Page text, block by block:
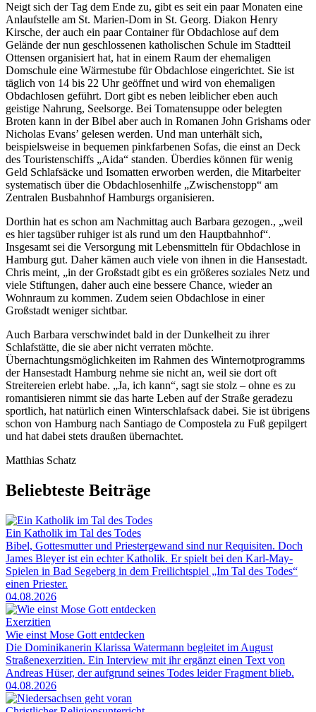
Neigt sich der Tag dem Ende zu, gibt es seit ein paar Monaten eine
Anlaufstelle am St. Marien-Dom in St. Georg. Diakon Henry
Kirsche, der auch ein paar Container für Obdachlose auf dem
Gelände der nun geschlossenen katholischen Schule im Stadtteil
Ottensen organisiert hat, hat in einem Raum der ehemaligen
Domschule eine Wärmestube für Obdachlose eingerichtet. Sie ist
täglich von 14 bis 22 Uhr geöffnet und wird von ehemaligen
Obdachlosen geführt. Dort gibt es neben leiblicher eben auch
geistige Nahrung, Seelsorge. Bei Tomatensuppe oder belegten
Broten kann in der Bibel aber auch in Romanen John Grishams oder
Nicholas Evans’ gelesen werden. Und man unterhält sich,
beispielsweise in bequemen pinkfarbenen Sofas, die einst an Deck
des Touristenschiffs „Aida“ standen. Überdies können für wenig
Geld Schlafsäcke und Isomatten erworben werden, die Mitarbeiter
systematisch über die Obdachlosenhilfe „Zwischenstopp“ am
Zentralen Busbahnhof Hamburgs organisieren.
Dorthin hat es schon am Nachmittag auch Barbara gezogen., „weil
es hier tagsüber ruhiger ist als rund um den Hauptbahnhof“.
Insgesamt sei die Versorgung mit Lebensmitteln für Obdachlose in
Hamburg gut. Daher kämen auch viele von ihnen in die Hansestadt.
Chris meint, „in der Großstadt gibt es ein größeres soziales Netz und
viele Stiftungen, daher auch eine bessere Chance, wieder an
Wohnraum zu kommen. Zudem seien Obdachlose in einer
Großstadt weniger sichtbar.
Auch Barbara verschwindet bald in der Dunkelheit zu ihrer
Schlafstätte, die sie aber nicht verraten möchte.
Übernachtungsmöglichkeiten im Rahmen des Winternotprogramms
der Hansestadt Hamburg nehme sie nicht an, weil sie dort oft
Streitereien erlebt habe. „Ja, ich kann“, sagt sie stolz – ohne es zu
romantisieren nimmt sie das harte Leben auf der Straße geradezu
sportlich, hat natürlich einen Winterschlafsack dabei. Sie ist übrigens
schon von Hamburg nach Santiago de Compostela zu Fuß gepilgert
und hat dabei stets draußen übernachtet.
Matthias Schatz
Beliebteste Beiträge
Ein Katholik im Tal des Todes
Bibel, Gottesmutter und Priestergewand sind nur Requisiten. Doch
James Bleyer ist ein echter Katholik. Er spielt bei den Karl-May-
Spielen in Bad Segeberg in dem Freilichtspiel „Im Tal des Todes“
einen Priester.
04.08.2026
Exerzitien
Wie einst Mose Gott entdecken
Die Dominikanerin Klarissa Watermann begleitet im August
Straßenexerzitien. Ein Interview mit ihr ergänzt einen Text von
Andreas Hüser, der aufgrund seines Todes leider Fragment blieb.
04.08.2026